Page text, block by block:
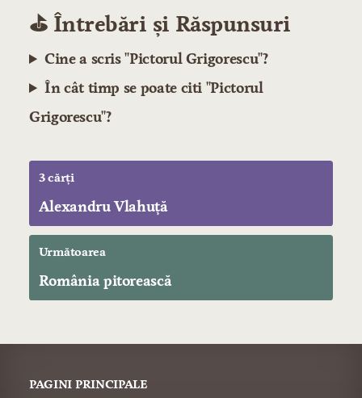
⛳️ Întrebări și Răspunsuri
Cine a scris "Pictorul Grigorescu"?
În cât timp se poate citi "Pictorul
Grigorescu"?
3 cărți
Alexandru Vlahuță
Următoarea
România pitorească
PAGINI PRINCIPALE